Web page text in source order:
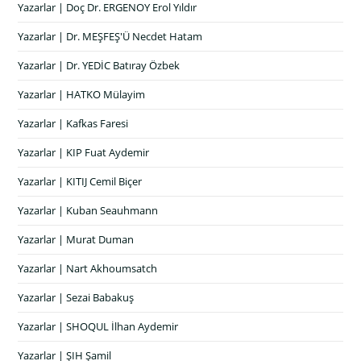
Yazarlar | Doç Dr. ERGENOY Erol Yıldır
Yazarlar | Dr. MEŞFEŞ'Ü Necdet Hatam
Yazarlar | Dr. YEDİC Batıray Özbek
Yazarlar | HATKO Mülayim
Yazarlar | Kafkas Faresi
Yazarlar | KIP Fuat Aydemir
Yazarlar | KITIJ Cemil Biçer
Yazarlar | Kuban Seauhmann
Yazarlar | Murat Duman
Yazarlar | Nart Akhoumsatch
Yazarlar | Sezai Babakuş
Yazarlar | SHOQUL İlhan Aydemir
Yazarlar | ŞIH Şamil